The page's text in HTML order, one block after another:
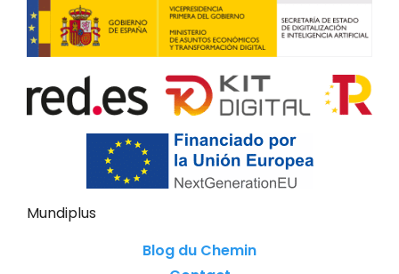
Mundiplus
Blog du Chemin